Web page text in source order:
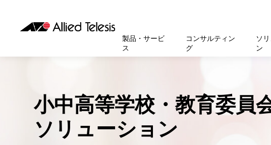
製品・サービ
ス
スイッチ
コンサルティン
グ
ソ
ン
トップページへ 帯域強化
トップページへ セキュリティ対策・
トップページへ 規約一覧
トップページへ 官公庁・自治体
重要なお知らせ
トップページへ 沿革
トップページへ
小中高等学校・教育委員
ソリューション